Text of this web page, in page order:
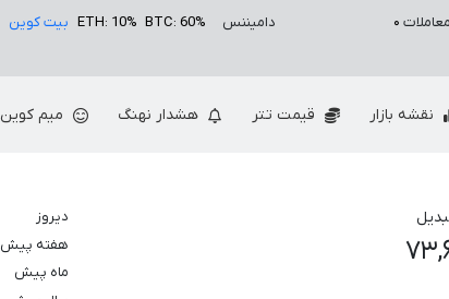
۰ دامیننس BTC: 60%
ETH: 10% بیت کوین
نقشه بازار قیمت تتر هشدار نهنگ میم کوین
دیروز
هفته پیش
ماه پیش